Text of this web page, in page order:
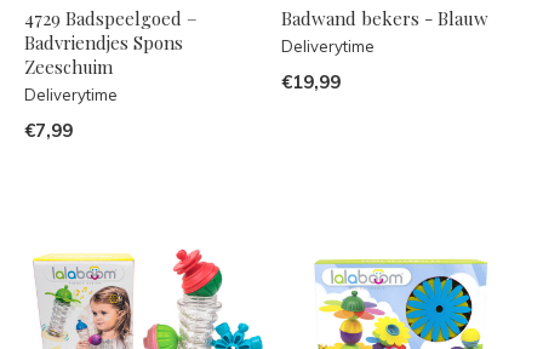
4729 Badspeelgoed –
Badvriendjes Spons
Zeeschuim
Deliverytime
€7,99
Badwand bekers - Blauw
Deliverytime
€19,99